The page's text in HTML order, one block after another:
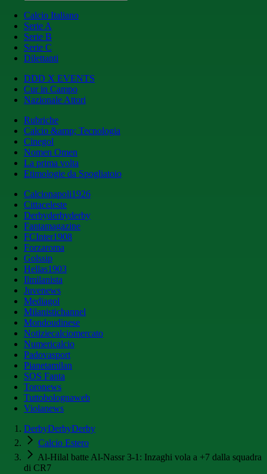
Calcio Italiano
Serie A
Serie B
Serie C
Dilettanti
DDD X EVENTS
Cur in Campo
Nazionale Attori
Rubriche
Calcio &amp; Tecnologia
Cinegol
Nomen Omen
La prima volta
Etimologie da Spogliatoio
Calcionapoli1926
Cittaceleste
Derbyderbyderby
Fantamagazine
FCInter1908
Forzaroma
Golssip
Hellas1903
Ilmilanista
Juvenews
Mediagol
Milanistichannel
Mondoudinese
Notiziecalciomercato
Numericalcio
Padovasport
Pianetamilan
SOS Fanta
Toronews
Tuttobolognaweb
Violanews
DerbyDerbyDerby
Calcio Estero
Al-Hilal batte Al-Nassr 3-1: Inzaghi vola a +7 dalla squadra
di CR7